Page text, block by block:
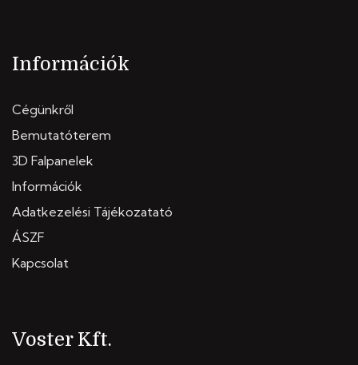
Információk
Cégünkről
Bemutatóterem
3D Falpanelek
Információk
Adatkezelési Tájékozatató
ÁSZF
Kapcsolat
Voster Kft.